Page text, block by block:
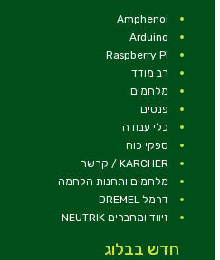
Amphenol
Arduino
Raspberry Pi
רב מודד
מלחמים
פנסים
כלי עבודה
ספקי כוח
KARCHER / קרשר
מלחמים ותחנות הלחמה
דרמל DREMEL
זיווד ומחברים NEUTRIK
חדש בבלוג